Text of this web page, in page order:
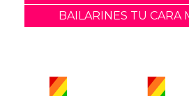
BAILARINES TU CARA